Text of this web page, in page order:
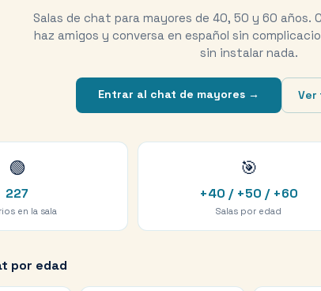
Salas de chat para mayores de 40, 50 y 60 años.
haz amigos y conversa en español sin
sin instalar nada.
Entrar al chat de mayores → Ver
🟢
227
en la sala
🎯
+40 / +50 / +60
Salas por edad
por edad